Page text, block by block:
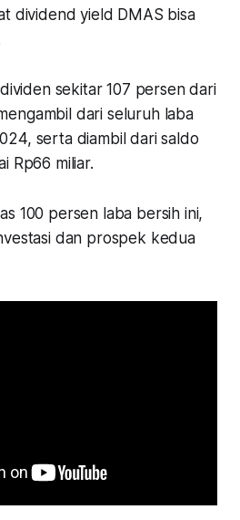
dividend yield DMAS bisa
sekitar 107 persen dari
dari seluruh laba
serta diambil dari saldo
Rp66 miliar.
100 persen laba bersih ini,
dan prospek kedua